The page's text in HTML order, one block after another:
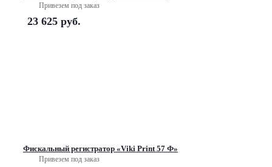
Привезем под заказ
23 625 руб.
Фискальный регистратор «Viki Print 57 Ф»
Привезем под заказ